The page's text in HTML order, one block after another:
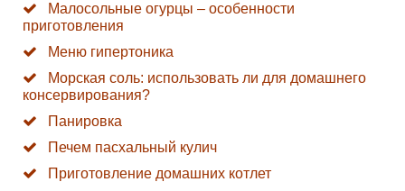
Малосольные огурцы – особенности
приготовления
Меню гипертоника
Морская соль: использовать ли для домашнего
консервирования?
Панировка
Печем пасхальный кулич
Приготовление домашних котлет